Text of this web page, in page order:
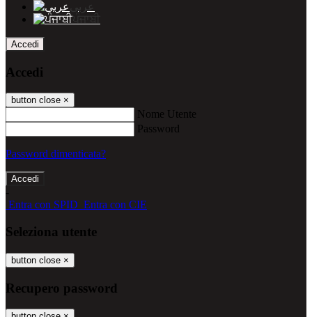
عربى
ਪੰਜਾਬੀ
Accedi
Accedi
button close ×
Nome Utente
Password
Password dimenticata?
-
Entra con SPID Entra con CIE
Seleziona utente
button close ×
Recupero password